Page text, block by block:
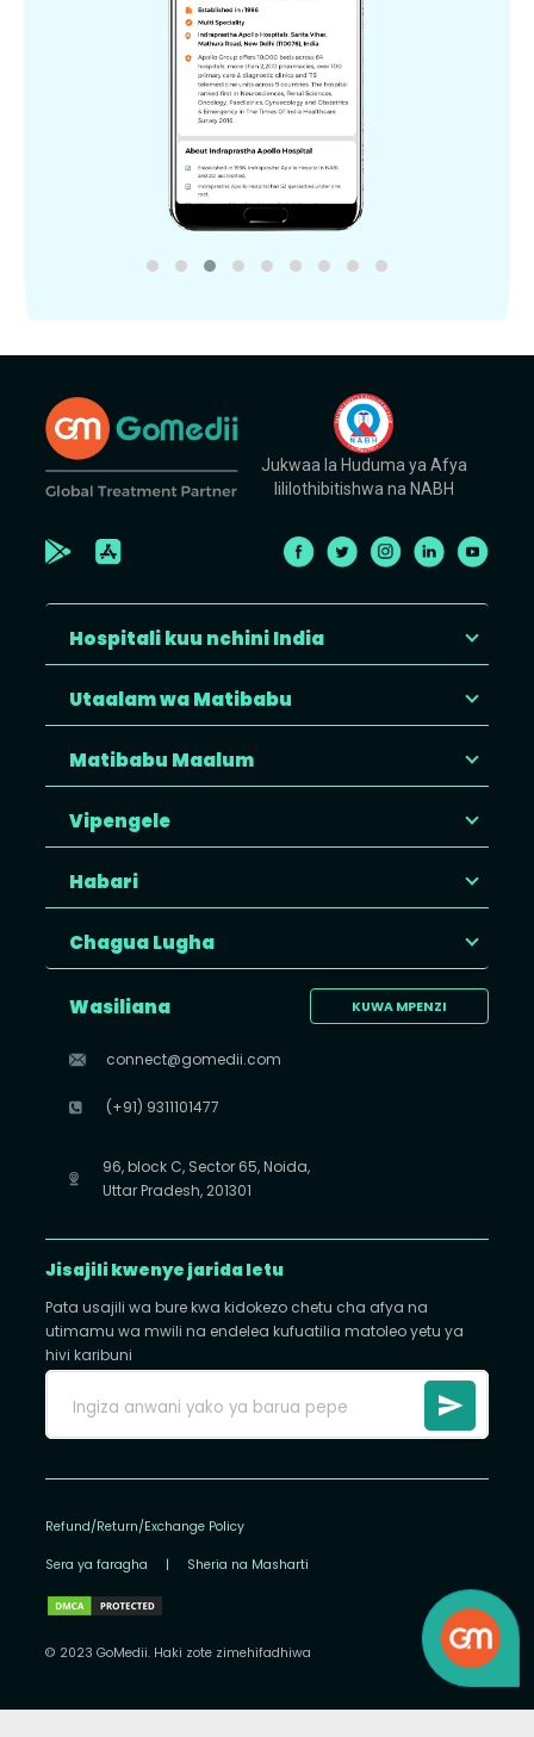
Jukwaa la Huduma ya Afya
lililothibitishwa na NABH
Hospitali kuu nchini India
Utaalam wa Matibabu
Matibabu Maalum
Vipengele
Habari
Chagua Lugha
KUWA MPENZI
Wasiliana
connect@gomedii.com
(+91) 9311101477
96, block C, Sector 65, Noida,
Uttar Pradesh, 201301
Jisajili kwenye jarida letu
Pata usajili wa bure kwa kidokezo chetu cha afya na
utimamu wa mwili na endelea kufuatilia matoleo yetu ya
hivi karibuni
Refund/Return/Exchange Policy
Sera ya faragha | Sheria na Masharti
© 2023 GoMedii. Haki zote zimehifadhiwa